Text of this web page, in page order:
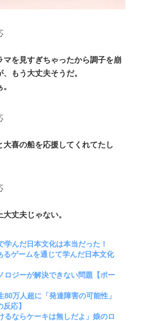
マを見すぎちゃったから調子を崩
もう大丈夫そうだ。
大喜の船を応援してくれてたし
大丈夫じゃない。
学んだ日本文化は本当だった！
るゲームを通じて学んだ日本文化
ロジーが解決できない問題【ポー
80万人超に「発達障害の可能性」
応】
るならケーキは無しだよ」娘のロ